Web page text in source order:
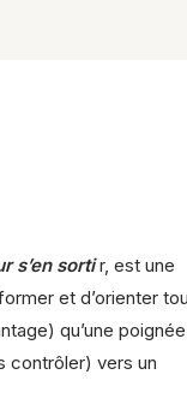
s’en sorti r, est une
et d’orienter
qu’une poignée
contrôler) vers un